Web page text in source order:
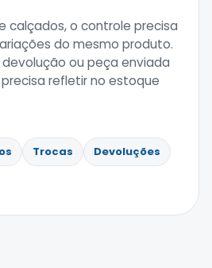
calçados, o controle precisa
do mesmo produto.
ou peça enviada
refletir no estoque
Trocas
Devoluções